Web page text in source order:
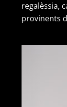
regalèssia,
provinents